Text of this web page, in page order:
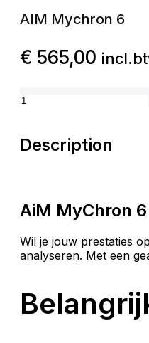
AIM Mychron 6
€ 565,00
Description
AiM MyChron
Wil je jouw prestaties
analyseren. Met een